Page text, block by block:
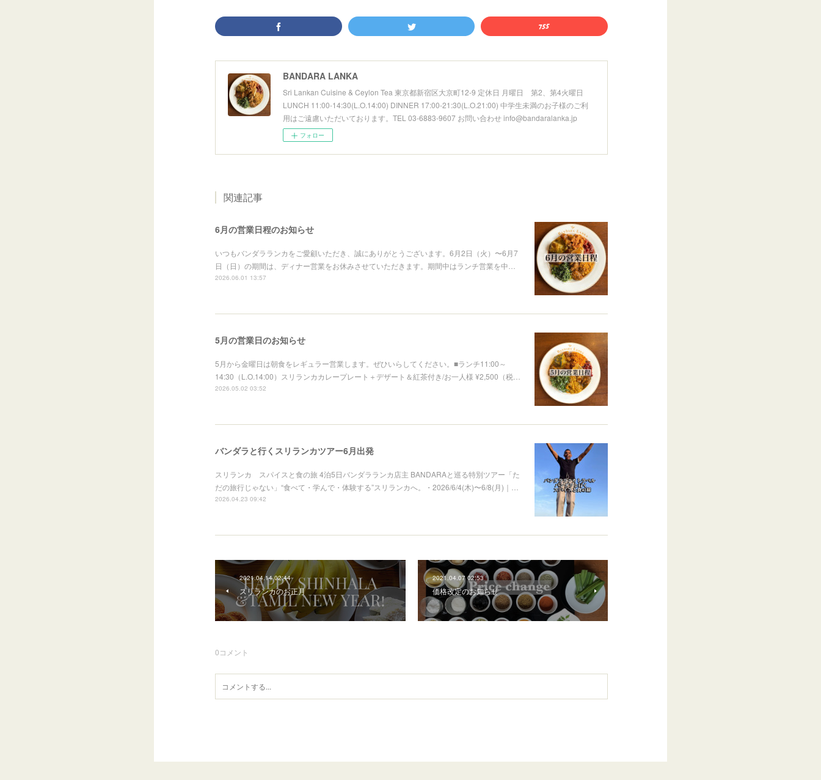
BANDARA LANKA
Sri Lankan Cuisine & Ceylon Tea 東京都新宿区大京町12-9 定休日 月曜日 第2、第4火曜日
LUNCH 11:00-14:30(L.O.14:00) DINNER 17:00-21:30(L.O.21:00) 中学生未満のお子様のご利
用はご遠慮いただいております。TEL 03-6883-9607 お問い合わせ info@bandaralanka.jp
フォロー
関連記事
6月の営業日程のお知らせ
いつもバンダラランカをご愛顧いただき、誠にありがとうございます。6月2日（火）〜6月7
日（日）の期間は、ディナー営業をお休みさせていただきます。期間中はランチ営業を中…
2026.06.01 13:57
5月の営業日のお知らせ
5月から金曜日は朝食をレギュラー営業します。ぜひいらしてください。■ランチ11:00～
14:30（L.O.14:00）スリランカカレープレート＋デザート＆紅茶付き/お一人様 ¥2,500（税…
2026.05.02 03:52
バンダラと行くスリランカツアー6月出発
スリランカ スパイスと食の旅 4泊5日バンダラランカ店主 BANDARAと巡る特別ツアー「た
だの旅行じゃない」“食べて・学んで・体験する”スリランカへ。・2026/6/4(木)〜6/8(月)｜…
2026.04.23 09:42
2021.04.14 02:44
スリランカのお正月
2021.04.07 02:53
価格改定のお知らせ
0コメント